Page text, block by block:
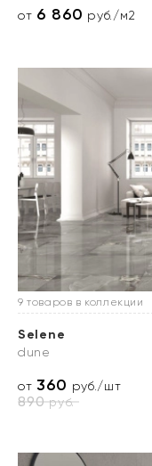
от 6 860 руб./м2
9 товаров в коллекции
Selene
dune
от360 руб./шт
890руб.